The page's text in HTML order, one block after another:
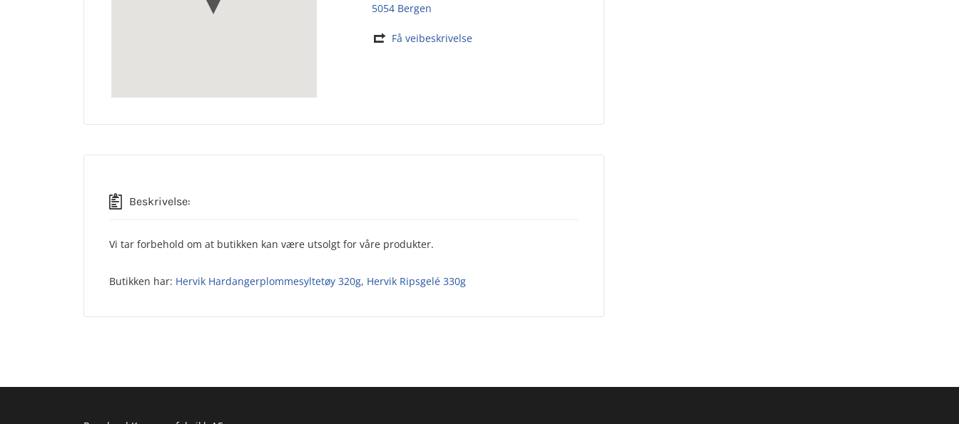
5054 Bergen
Få veibeskrivelse
Beskrivelse:
Vi tar forbehold om at butikken kan være utsolgt for våre produkter.
Butikken har: Hervik Hardangerplommesyltetøy 320g, Hervik Ripsgelé 330g